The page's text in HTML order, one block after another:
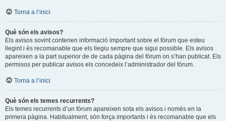
Torna a l’inici
Què són els avisos?
Els avisos sovint contenen informació important sobre el fòrum que esteu
llegint i és recomanable que els llegiu sempre que sigui possible. Els avisos
apareixen a la part superior de de cada pàgina del fòrum on s’han publicat. Els
permisos per publicar avisos els concedeix l’administrador del fòrum.
Torna a l’inici
Què són els temes recurrents?
Els temes recurrents d’un fòrum apareixen sota els avisos i només en la
primera pàgina. Habitualment, són força importants i és recomanable que els